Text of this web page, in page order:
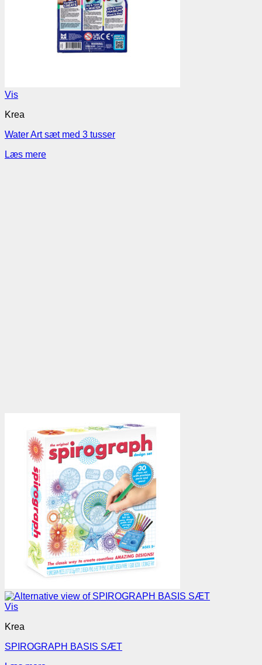
Vis
Krea
Water Art sæt med 3 tusser
Læs mere
Vis
Krea
SPIROGRAPH BASIS SÆT